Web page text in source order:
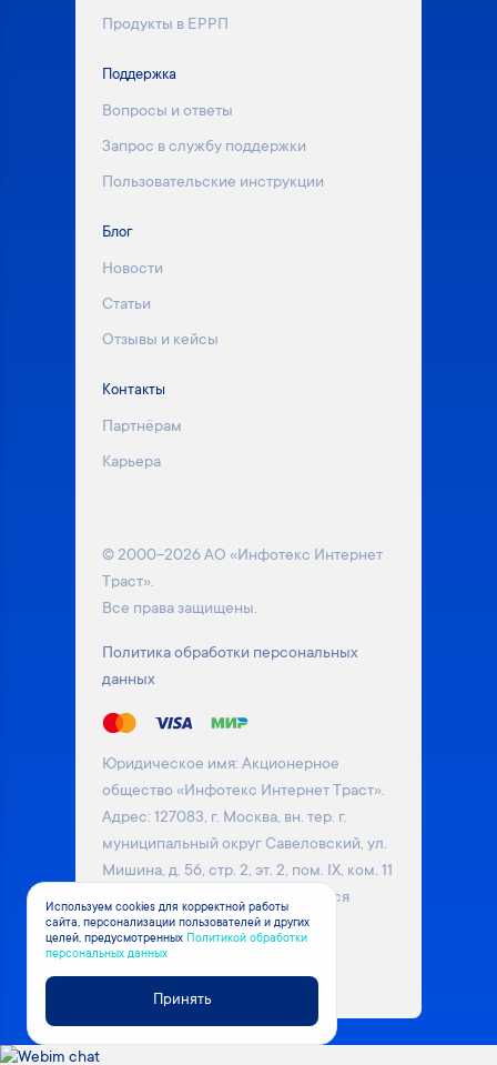
Продукты в ЕРРП
Поддержка
Вопросы и ответы
Запрос в службу поддержки
Пользовательские инструкции
Блог
Новости
Статьи
Отзывы и кейсы
Контакты
Партнёрам
Карьера
© 2000–2026 АО «Инфотекс Интернет
Траст».
Все права защищены.
Политика обработки персональных
данных
Юридическое имя: Акционерное
общество «Инфотекс Интернет Траст».
Адрес: 127083, г. Москва, вн. тер. г.
муниципальный округ Савеловский, ул.
Мишина, д. 56, стр. 2, эт. 2, пом. IX, ком. 11
Информация на сайте не является
публичной офертой. Уточняйте
актуальные цены на товары у
менеджера компании
Используем cookies для корректной работы
сайта, персонализации пользователей и других
целей, предусмотренных Политикой обработки
персональных данных
Принять